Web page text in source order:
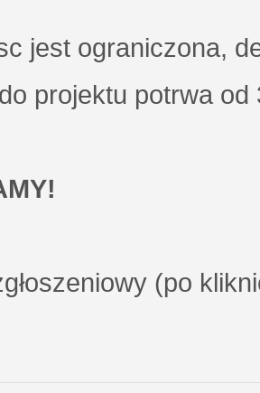
jest ograniczona,
projektu potrwa
(po